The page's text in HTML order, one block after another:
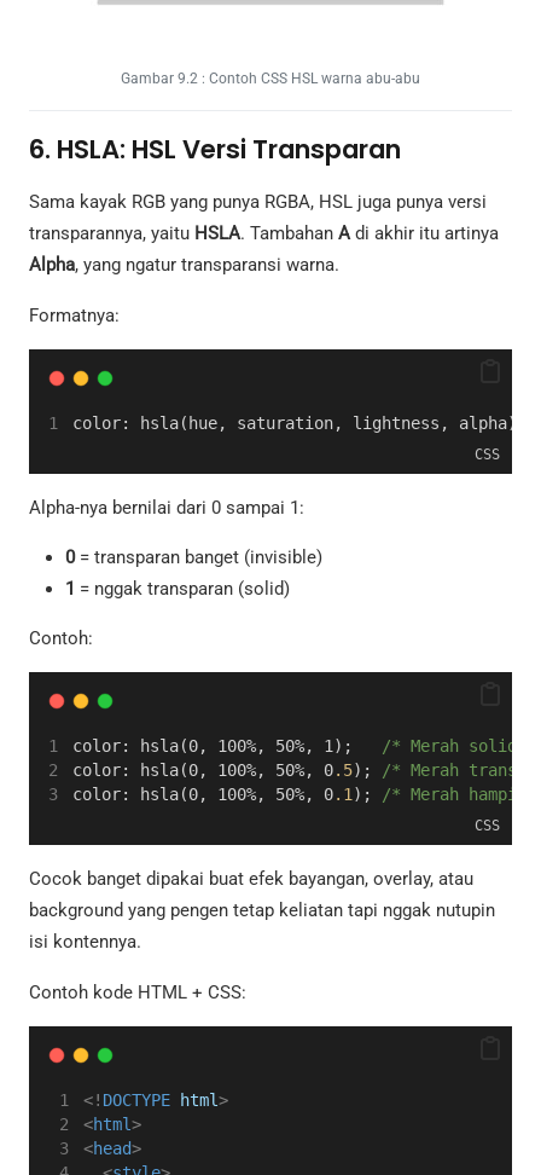
Gambar 9.2 : Contoh CSS HSL warna abu-abu
6. HSLA: HSL Versi Transparan
Sama kayak RGB yang punya RGBA, HSL juga punya versi
transparannya, yaitu HSLA. Tambahan Adi akhir itu artinya
Alpha, yang ngatur transparansi warna.
Formatnya:
color: hsla(hue, saturation, lightness, alpha);
CSS
Alpha-nya bernilai dari 0 sampai 1:
0= transparan banget (invisible)
1 = nggak transparan (solid)
Contoh:
color: hsla(0, 100%, 50%, 1);
/* Merah solid
color: hsla(0, 100%, 50%, 0.5);
/* Merah
color: hsla(0, 100%, 50%, 0.1); /* Merah hampir
CSS
Cocok banget dipakai buat efek bayangan, overlay, atau
background yang pengen tetap keliatan tapi nggak nutupin
isi kontennya.
Contoh kode HTML + CSS:
<! DOCTYPE html>
<html>
<head>